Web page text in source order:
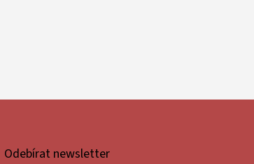
Odebírat newsletter